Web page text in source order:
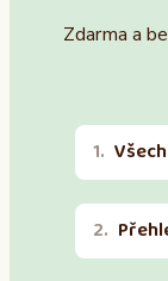
Zdarma a